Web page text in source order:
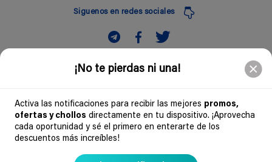
¡No te pierdas ni una!
Activa las notificaciones para recibir las mejores promos,
ofertas y chollos directamente en tu dispositivo. ¡Aprovecha
cada oportunidad y sé el primero en enterarte de los
descuentos más increíbles!
Siguenos en redes sociales
Suscribir